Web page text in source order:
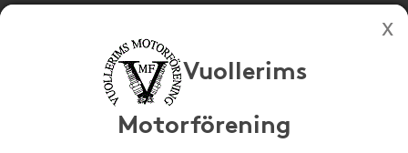
Köp genom denna sida stöttar Vuollerims Motorförening
Butiker
Kampanjer
Vuollerims
Motorförening